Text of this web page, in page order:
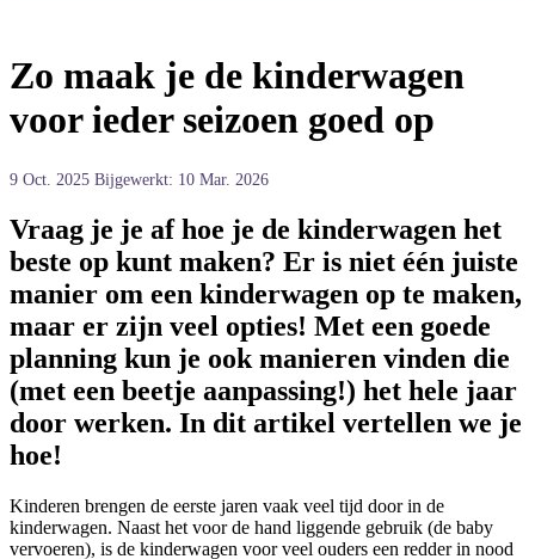
Zo maak je de kinderwagen
voor ieder seizoen goed op
9 Oct. 2025 Bijgewerkt: 10 Mar. 2026
Vraag je je af hoe je de kinderwagen het
beste op kunt maken? Er is niet één juiste
manier om een kinderwagen op te maken,
maar er zijn veel opties! Met een goede
planning kun je ook manieren vinden die
(met een beetje aanpassing!) het hele jaar
door werken. In dit artikel vertellen we je
hoe!
Kinderen brengen de eerste jaren vaak veel tijd door in de
kinderwagen. Naast het voor de hand liggende gebruik (de baby
vervoeren), is de kinderwagen voor veel ouders een redder in nood